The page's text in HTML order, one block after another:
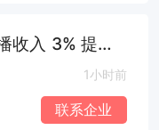
直播运营（底薪 2000 + 主播收入 3% 提成）
1小时前
联系企业